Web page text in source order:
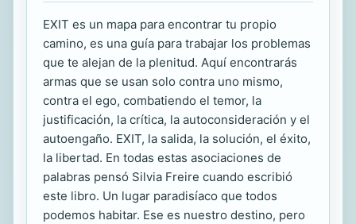
EXIT es un mapa para encontrar tu propio
camino, es una guía para trabajar los problemas
que te alejan de la plenitud. Aquí encontrarás
armas que se usan solo contra uno mismo,
contra el ego, combatiendo el temor, la
justificación, la crítica, la autoconsideración y el
autoengaño. EXIT, la salida, la solución, el éxito,
la libertad. En todas estas asociaciones de
palabras pensó Silvia Freire cuando escribió
este libro. Un lugar paradisíaco que todos
podemos habitar. Ese es nuestro destino, pero